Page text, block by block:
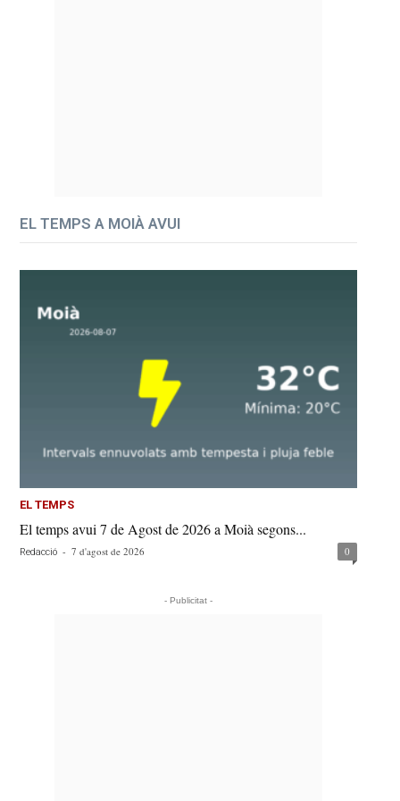
EL TEMPS A MOIÀ AVUI
EL TEMPS
El temps avui 7 de Agost de 2026 a Moià segons...
Redacció - 7 d'agost de 2026 0
- Publicitat -